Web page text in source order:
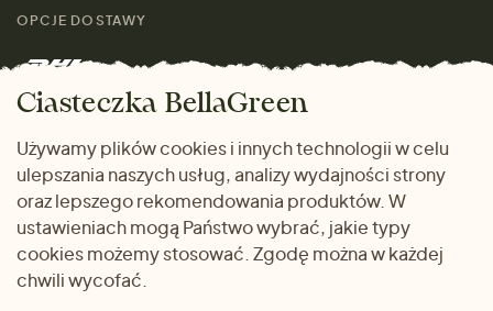
Skontaktuj się z nami
Marki
Mężczyźni
Prezenty
rozmiarach
Zwrot towaru
Dlaczego warto kupować
u nas
OPCJE DOSTAWY
METODY PŁATNOŚCI
Ciasteczka BellaGreen
Używamy plików cookies i innych technologii w celu
ulepszania naszych usług, analizy wydajności strony
oraz lepszego rekomendowania produktów. W
ustawieniach mogą Państwo wybrać, jakie typy
cookies możemy stosować. Zgodę można w każdej
chwili wycofać.